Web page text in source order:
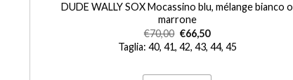
DUDE WALLY SOX Mocassino blu, mélange bianco o
marrone
€70,00 €66,50
Taglia: 40, 41, 42, 43, 44, 45